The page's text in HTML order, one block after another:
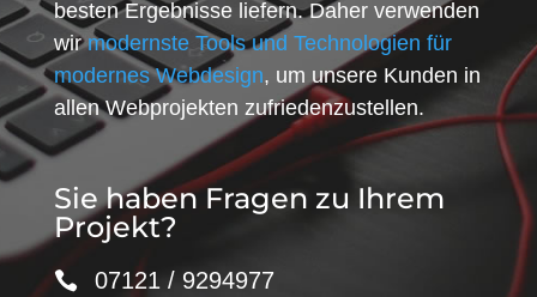
besten Ergebnisse liefern. Daher verwenden
wirmodernste Tools und Technologien für
modernes Webdesign, um unsere Kunden in
allen Webprojekten zufriedenzustellen.
Sie haben Fragen zu Ihrem
Projekt?
07121 / 9294977